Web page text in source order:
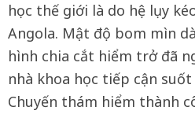
học thế giới là do hệ lụy
Angola. Mật độ bom mìn
hình chia cắt hiểm trở đã
nhà khoa học tiếp cận
Chuyến thám hiểm thành